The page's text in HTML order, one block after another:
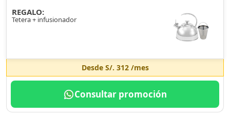
REGALO:
Tetera + infusionador
Desde S/. 312/mes
Consultar promoción